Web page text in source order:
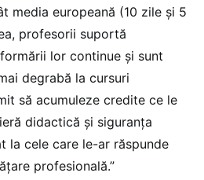
media europeană (10 zile și 5
profesorii suportă
lor continue și sunt
degrabă la cursuri
să acumuleze credite ce le
didactică și siguranța
la cele care le-ar răspunde
profesională.”